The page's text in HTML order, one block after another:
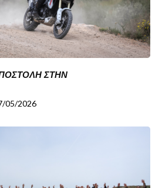
ΣΤΗΝ
05/2026